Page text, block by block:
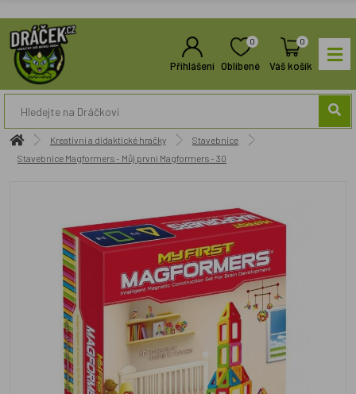
Přihlášení
0
Oblíbené
0
Váš košík
Kreativní a didaktické hračky
Stavebnice
Stavebnice Magformers - Můj první Magformers - 30